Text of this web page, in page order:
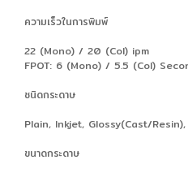
ความเร็วในการพิมพ์
22 (Mono) / 20 (Col) ipm
FPOT: 6 (Mono) / 5.5 (Col)
ชนิดกระดาษ
Plain, Inkjet, Glossy(Cast/
ขนาดกระดาษ